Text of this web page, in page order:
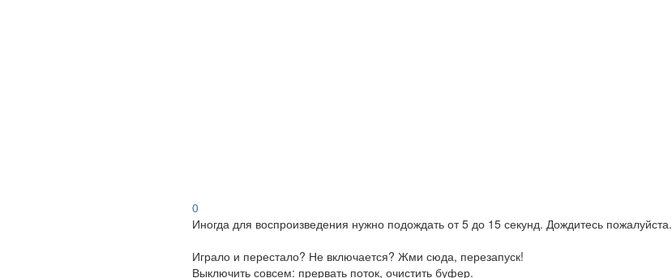
0
Иногда для воспроизведения нужно подождать от 5 до 15 секунд. Дождитесь пожалуйста.
Играло и перестало? Не включается? Жми сюда, перезапуск!
Выключить совсем: прервать поток, очистить буфер.